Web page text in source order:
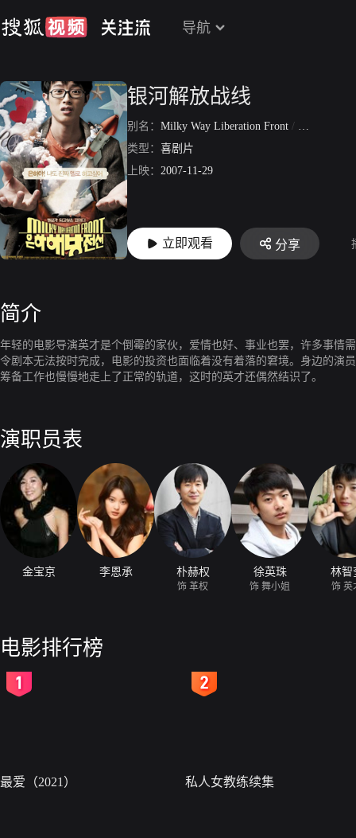
导航
银河解放战线
别名： Milky Way Liberation Front / 银河解放前
类型： 喜剧片
上映： 2007-11-29
立即观看 分享
简介
年轻的电影导演英才是个倒霉的家伙，爱情也好、事业也罢，许多事情
令剧本无法按时完成，电影的投资也面临着没有着落的窘境。身边的演
筹备工作也慢慢地走上了正常的轨道，这时的英才还偶然结识了。
演职员表
金宝京 李恩承 朴赫权
饰 革权
徐英珠
饰 舞小姐
林智
饰 英
电影排行榜
最爱（2021） 私人女教练续集